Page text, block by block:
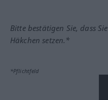
Bitte bestätigen Sie, dass
Häkchen setzen.*
*Pflichtfeld